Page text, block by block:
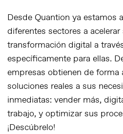
Desde Quantion ya estamos
diferentes sectores a
transformación digital a
específicamente para ellas.
empresas obtienen de forma
soluciones reales a sus
inmediatas: vender más,
trabajo, y optimizar sus
¡Descúbrelo!